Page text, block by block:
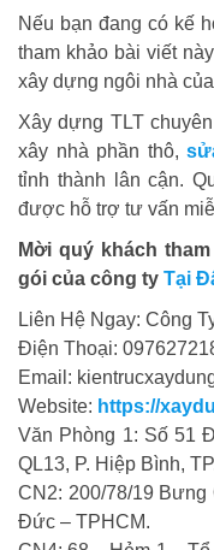
Nếu bạn đang có kế
tham khảo bài viết
xây dựng ngôi nhà
Xây dựng TLT
xây nhà phần thô,
tỉnh thành lân cận.
được hỗ trợ tư vấn
Mời quý khách
gói của công ty Tại
Liên Hệ Ngay: Công
Điện Thoại:
Email:
Website: https://
Văn Phòng 1: Số 51
QL13, P. Hiệp Bình,
CN2: 200/78/19 Bưng
Đức – TPHCM.